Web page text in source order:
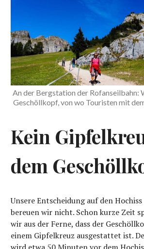
An der Bergstation der Rofanseilbahn:
Geschöllkopf, von wo Touristen mit
Kein
dem
Unsere Entscheidung auf den Hochiss
bereuen wir nicht. Schon kurze Zeit
wir aus der Ferne, dass der
einem Gipfelkreuz ausgestattet ist.